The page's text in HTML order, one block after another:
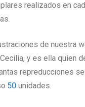
realizados en
de nuestra
y es ella quien
repreducciones
50 unidades.